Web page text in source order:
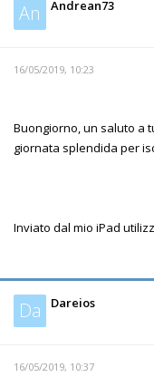
An Andrean73
16/05/2019, 10:23
Buongiorno, un saluto a
giornata splendida per
Inviato dal mio iPad
Da Dareios
16/05/2019, 10:37